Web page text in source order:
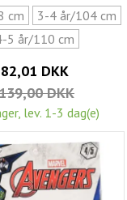
cm
3-4 år/104 cm
5 år/110 cm
82,01 DKK
DKK
lev. 1-3 dag(e)